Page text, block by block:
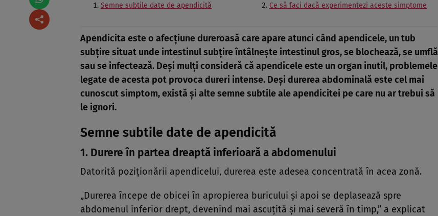
Semne subtile date de apendicită Ce să faci dacă experimentezi aceste simptome
Apendicita este o afecțiune dureroasă care apare atunci când apendicele, un tub
subțire situat unde intestinul subțire întâlnește intestinul gros, se blochează, se umflă
sau se infectează. Deși mulți consideră că apendicele este un organ inutil, problemele
legate de acesta pot provoca dureri intense. Deși durerea abdominală este cel mai
cunoscut simptom, există și alte semne subtile ale apendicitei pe care nu ar trebui să
le ignori.
Semne subtile date de apendicită
1. Durere în partea dreaptă inferioară a abdomenului
Datorită poziționării apendicelui, durerea este adesea concentrată în acea zonă.
„Durerea începe de obicei în apropierea buricului și apoi se deplasează spre
abdomenul inferior drept, devenind mai ascuțită și mai severă în timp,” a explicat